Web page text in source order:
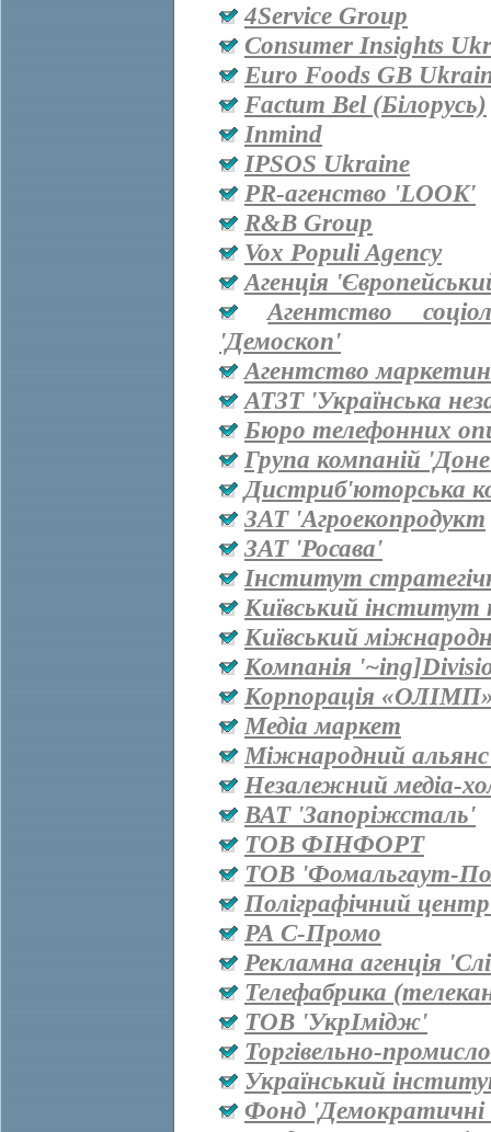
4Service Group
Consumer Insights
Euro Foods GB
Factum Bel (Білорусь)
Inmind
IPSOS Ukraine
PR-агенство 'LOOK'
R&B Group
Vox Populi Agency
Агенція
Агентство
'Демоскоп'
Агентство
АТЗТ 'Українська
Бюро телефонних
Група компаній
Дистриб'юторська
ЗАТ 'Агроекопродукт
ЗАТ 'Росава'
Інститут
Київський інститут
Київський
Компанія
Корпорація
Медіа маркет
Міжнародний
Незалежний медіа-
ВАТ 'Запоріжсталь'
ТОВ ФІНФОРТ
ТОВ 'Фомальгаут-
Поліграфічний
РА С-Промо
Рекламна агенція
Телефабрика
ТОВ 'УкрІмідж'
Торгівельно-
Український
Фонд 'Демократичні